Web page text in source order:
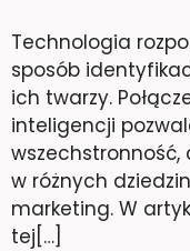
Technologia
sposób
ich twarzy.
inteligencji
wszechstronność,
w różnych
marketing. W
tej[…]